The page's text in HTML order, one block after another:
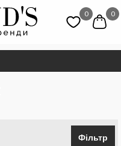
0 0
Фільтр